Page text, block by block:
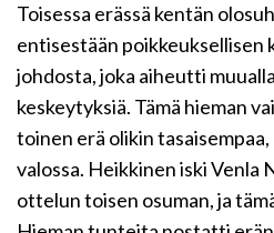
Toisessa erässä kentän
entisestään poikkeuksellisen
johdosta, joka aiheutti
keskeytyksiä. Tämä hieman
toinen erä olikin
valossa. Heikkinen iski Venla
ottelun toisen osuman, ja